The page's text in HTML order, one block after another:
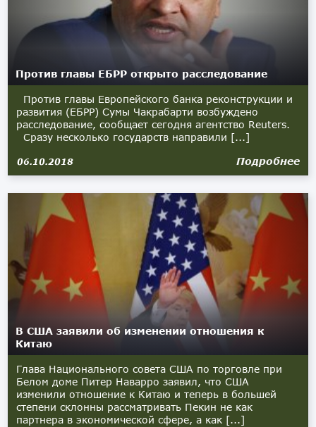
Против главы ЕБРР открыто расследование
Против главы Европейского банка реконструкции и
развития (ЕБРР) Сумы Чакрабарти возбуждено
расследование, сообщает сегодня агентство Reuters.
Сразу несколько государств направили [...]
06.10.2018 Подробнее
В США заявили об изменении отношения к
Китаю
Глава Национального совета США по торговле при
Белом доме Питер Наварро заявил, что США
изменили отношение к Китаю и теперь в большей
степени склонны рассматривать Пекин не как
партнера в экономической сфере, а как [...]